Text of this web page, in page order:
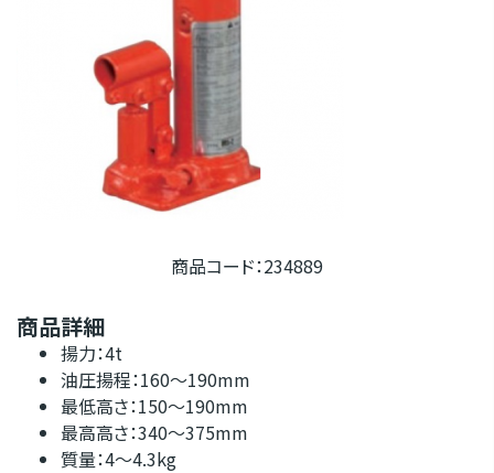
商品コード：234889
商品詳細
揚力：4t
油圧揚程：160～190mm
最低高さ：150～190mm
最高高さ：340～375mm
質量：4～4.3kg